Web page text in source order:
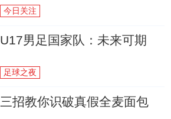
今日关注
U17男足国家队：未来可期
足球之夜
三招教你识破真假全麦面包